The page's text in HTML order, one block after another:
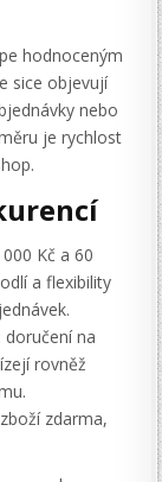
hodnoceným
sice objevují
nebo
je rychlost
Kč a 60
a flexibility
na
rovněž
zdarma,